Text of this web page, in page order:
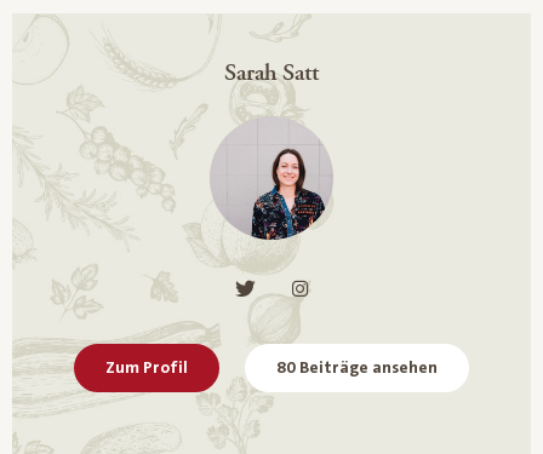
Sarah Satt
Zum Profil 80 Beiträge ansehen